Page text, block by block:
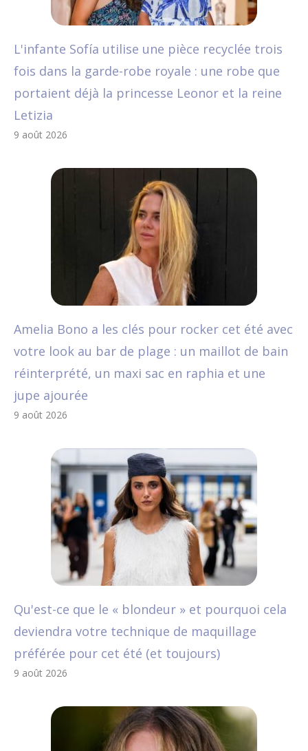
L'infante Sofía utilise une pièce recyclée trois
fois dans la garde-robe royale : une robe que
portaient déjà la princesse Leonor et la reine
Letizia
9 août 2026
Amelia Bono a les clés pour rocker cet été avec
votre look au bar de plage : un maillot de bain
réinterprété, un maxi sac en raphia et une
jupe ajourée
9 août 2026
Qu'est-ce que le « blondeur » et pourquoi cela
deviendra votre technique de maquillage
préférée pour cet été (et toujours)
9 août 2026